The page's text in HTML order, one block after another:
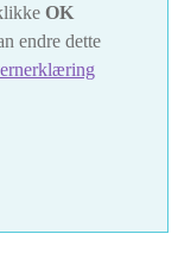
OK
endre dette